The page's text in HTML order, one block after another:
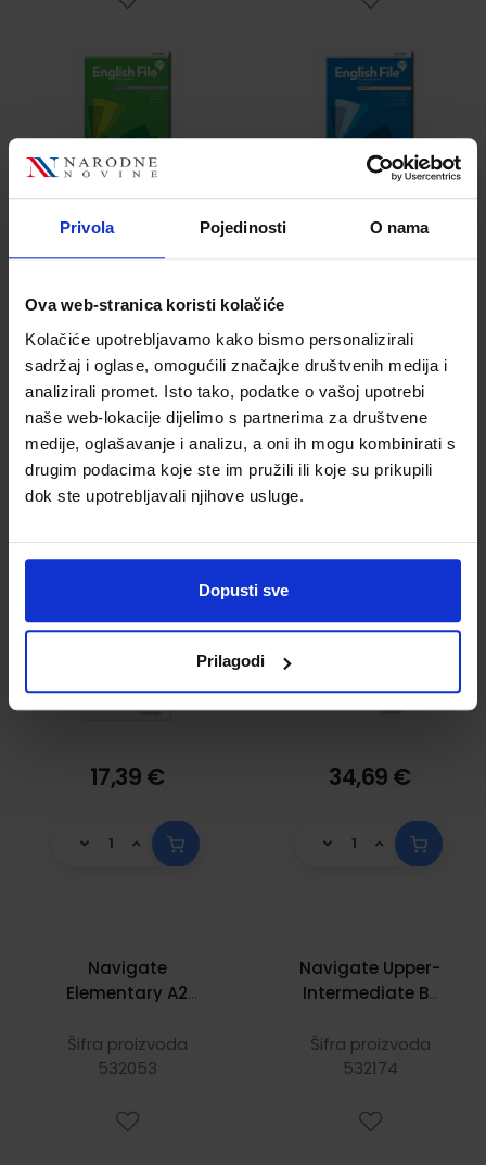
Privola Pojedinosti O nama
Ova web-stranica koristi kolačiće
Kolačiće upotrebljavamo kako bismo personalizirali
sadržaj i oglase, omogućili značajke društvenih medija i
analizirali promet. Isto tako, podatke o vašoj upotrebi
naše web-lokacije dijelimo s partnerima za društvene
medije, oglašavanje i analizu, a oni ih mogu kombinirati s
drugim podacima koje ste im pružili ili koje su prikupili
dok ste upotrebljavali njihove usluge.
Dopusti sve
Prilagodi
21,40 € 21,40 €
English File third
edition Advanced
Workbook with
Key
Šifra proizvoda
532084
17,39 €
English File third
intermediate;
Students Book
Šifra proizvoda
34,69 €
Navigate
Elementary A2
(with key)
Šifra proizvoda
532053
Navigate Upper-
Intermediate B2
with DVD-ROM,
OOSP
Šifra proizvoda
532174